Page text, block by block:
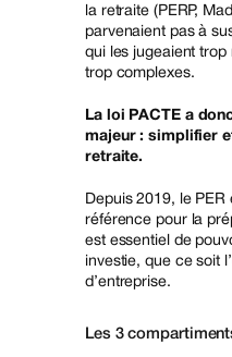
la retraite (PERP,
parvenaient pas à
qui les jugeaient
trop complexes.
La loi PACTE a
majeur : simplifier
retraite.
Depuis 2019, le
référence pour la
est essentiel de
investie, que ce soit
d’entreprise.
Les 3